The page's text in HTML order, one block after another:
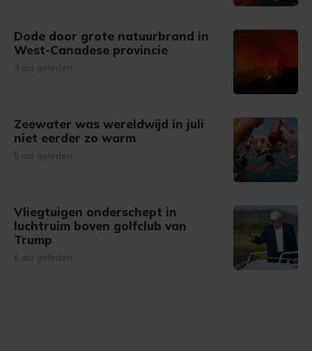
Dode door grote natuurbrand in
West-Canadese provincie
3 uur geleden
Zeewater was wereldwijd in juli
niet eerder zo warm
5 uur geleden
Vliegtuigen onderschept in
luchtruim boven golfclub van
Trump
6 uur geleden